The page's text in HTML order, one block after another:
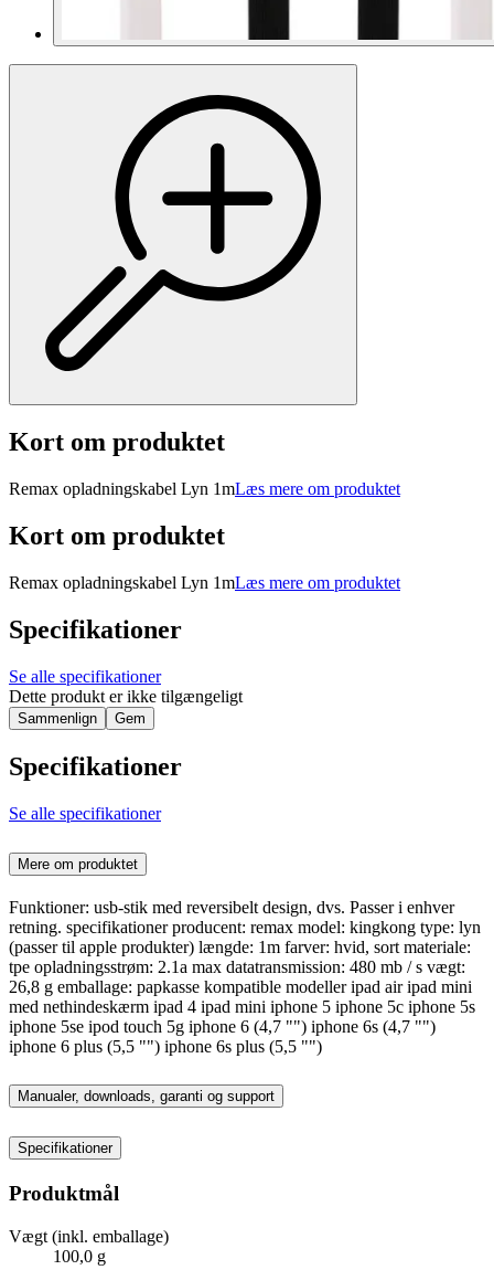
Kort om produktet
Remax opladningskabel Lyn 1mLæs mere om produktet
Kort om produktet
Remax opladningskabel Lyn 1mLæs mere om produktet
Specifikationer
Se alle specifikationer
Dette produkt er ikke tilgængeligt
Sammenlign Gem
Specifikationer
Se alle specifikationer
Mere om produktet
Funktioner: usb-stik med reversibelt design, dvs. Passer i enhver
retning. specifikationer producent: remax model: kingkong type: lyn
(passer til apple produkter) længde: 1m farver: hvid, sort materiale:
tpe opladningsstrøm: 2.1a max datatransmission: 480 mb / s vægt:
26,8 g emballage: papkasse kompatible modeller ipad air ipad mini
med nethindeskærm ipad 4 ipad mini iphone 5 iphone 5c iphone 5s
iphone 5se ipod touch 5g iphone 6 (4,7 "") iphone 6s (4,7 "")
iphone 6 plus (5,5 "") iphone 6s plus (5,5 "")
Manualer, downloads, garanti og support
Specifikationer
Produktmål
Vægt (inkl. emballage)
100,0 g